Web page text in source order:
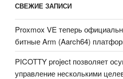
СВЕЖИЕ ЗАПИСИ
Proxmox VE теперь
битные Arm (Aarch64)
PICOTTY project позволяет
управление несколькими